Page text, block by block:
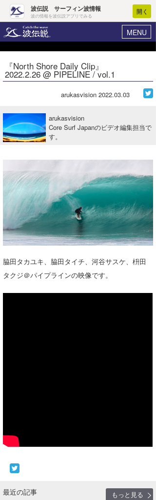
波伝説 サーフィン波情報
波の情報を波伝説アプリでみる
開く
MENU
ヘルプ マイホーム
ログイン
波情報･概況
WAVE HUNTER 波予想ツール
ニュース
サーフィンエリアガイド
会員メニュー
今月のプレゼント
『North Shore Daily Clip』
2022.2.26 @ PIPELINE / vol.1
arukasvision 2022.03.03
arukasvision
Core Surf Japanのビデオ編集担当で
す。
脇田タカユキ、脇田タイチ、河谷サスケ、枡田
タクジ＠パイプラインの映像です。
最近の記事
もっと見る
Core Surf Japan
アート＆エンタメ
ショップ情報
ショップ情報
千葉北
伊豆
ウラナミ
お知らせ
その他
ルール＆How to
Core Surf Japan
mitsuteru Kamio
SURFMEDIA
波伝説アンバサダー/プロライダー